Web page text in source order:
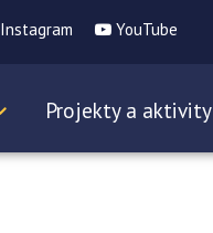
Instagram YouTube
Projekty a aktivity